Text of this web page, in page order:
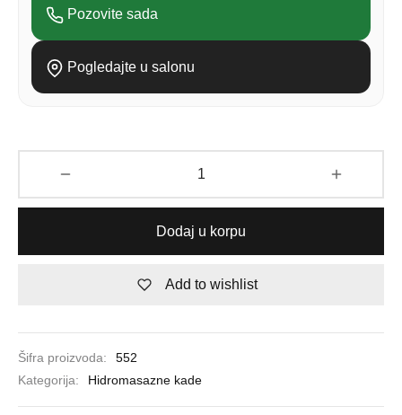
Pozovite sada
Pogledajte u salonu
Dodaj u korpu
Add to wishlist
Šifra proizvoda:
552
Kategorija:
Hidromasazne kade